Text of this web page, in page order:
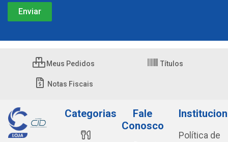
Meus Pedidos Títulos
Notas Fiscais
Categorias
Fale
Conosco
Política de